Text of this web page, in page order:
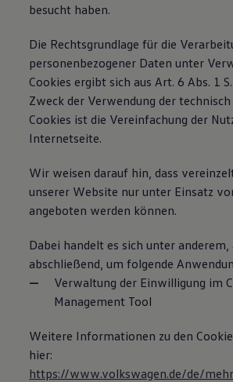
besucht haben.
Die Rechtsgrundlage für die
personenbezogener Daten unter
Cookies ergibt sich aus Art. 6 Abs. 1
Zweck der Verwendung der
Cookies ist die Vereinfachung der
Internetseite.
Wir weisen darauf hin, dass
unserer Website nur unter Einsatz
angeboten werden können.
Dabei handelt es sich unter
abschließend, um folgende
Verwaltung der Einwilligung im
Management Tool
Weitere Informationen zu den
hier:
https://www.volkswagen.de/de/